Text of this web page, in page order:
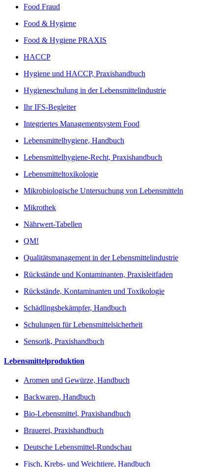
Food Fraud
Food & Hygiene
Food & Hygiene PRAXIS
HACCP
Hygiene und HACCP, Praxishandbuch
Hygieneschulung in der Lebensmittelindustrie
Ihr IFS-Begleiter
Integriertes Managementsystem Food
Lebensmittelhygiene, Handbuch
Lebensmittelhygiene-Recht, Praxishandbuch
Lebensmitteltoxikologie
Mikrobiologische Untersuchung von Lebensmitteln
Mikrothek
Nährwert-Tabellen
QM!
Qualitätsmanagement in der Lebensmittelindustrie
Rückstände und Kontaminanten, Praxisleitfaden
Rückstände, Kontaminanten und Toxikologie
Schädlingsbekämpfer, Handbuch
Schulungen für Lebensmittelsicherheit
Sensorik, Praxishandbuch
Lebensmittelproduktion
Aromen und Gewürze, Handbuch
Backwaren, Handbuch
Bio-Lebensmittel, Praxishandbuch
Brauerei, Praxishandbuch
Deutsche Lebensmittel-Rundschau
Fisch, Krebs- und Weichtiere, Handbuch